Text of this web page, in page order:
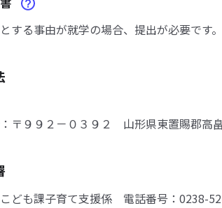
する事由が就学の場合、提出が必要です。
〒９９２－０３９２ 山形県東置賜郡高
ども課子育て支援係 電話番号：0238-